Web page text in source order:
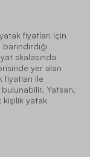
fiyatları için
skalasında
yer alan
ile
bulunabilir. Yatsan,
kişilik yatak